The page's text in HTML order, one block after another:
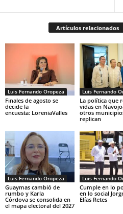
Artículos relacionados
Luis Fernando Oropeza
Finales de agosto se
decide la
encuesta: LoreniaValles
Luis Fernando
La política que
vidas en
otros
replican
Luis Fernando Oropeza
Guaymas cambió de
rumbo y Karla
Córdova se consolida en
el mapa electoral del 2027
Luis Fernando
Cumple en lo
en lo social
Elías Retes